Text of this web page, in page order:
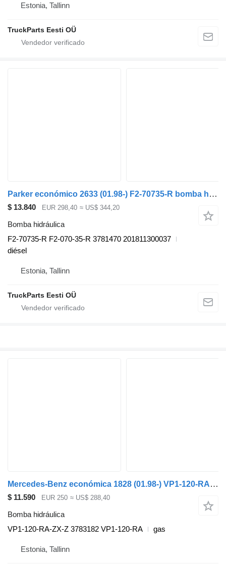
Estonia, Tallinn
TruckParts Eesti OÜ
Parker económico 2633 (01.98-) F2-70735-R bomba hidráulica para Mercedes-Benz Econic (1998-2014) cabeza tractora
$ 13.840 EUR 298,40 ≈ US$ 344,20
Bomba hidráulica
F2-70735-R F2-070-35-R 3781470 201811300037
diésel
Estonia, Tallinn
TruckParts Eesti OÜ
Mercedes-Benz económica 1828 (01.98-) VP1-120-RA-ZX-Z bomba hidráulica para Mercedes-Benz Econic (1998-2014) cabeza tractora
$ 11.590 EUR 250 ≈ US$ 288,40
Bomba hidráulica
VP1-120-RA-ZX-Z 3783182 VP1-120-RA
gas
Estonia, Tallinn